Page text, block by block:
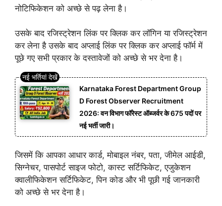
नोटिफिकेशन को अच्छे से पढ़ लेना है।
उसके बाद रजिस्ट्रेशन लिंक पर क्लिक कर लॉगिन या रजिस्ट्रेशन
कर लेना है उसके बाद अप्लाई लिंक पर क्लिक कर अप्लाई फॉर्म में
पूछे गए सभी प्रकार के दस्तावेजों को अच्छे से भर देना है।
Karnataka Forest Department Group
D Forest Observer Recruitment
2026: वन विभाग फॉरेस्ट ऑब्जर्वर के 675 पदों पर
नई भर्ती जारी।
जिसमें कि आपका आधार कार्ड, मोबाइल नंबर, पता, जीमेल आईडी,
सिग्नेचर, पासपोर्ट साइज फोटो, कास्ट सर्टिफिकेट, एजुकेशन
क्वालीफिकेशन सर्टिफिकेट, पिन कोड और भी पूछी गई जानकारी
को अच्छे से भर देना है।